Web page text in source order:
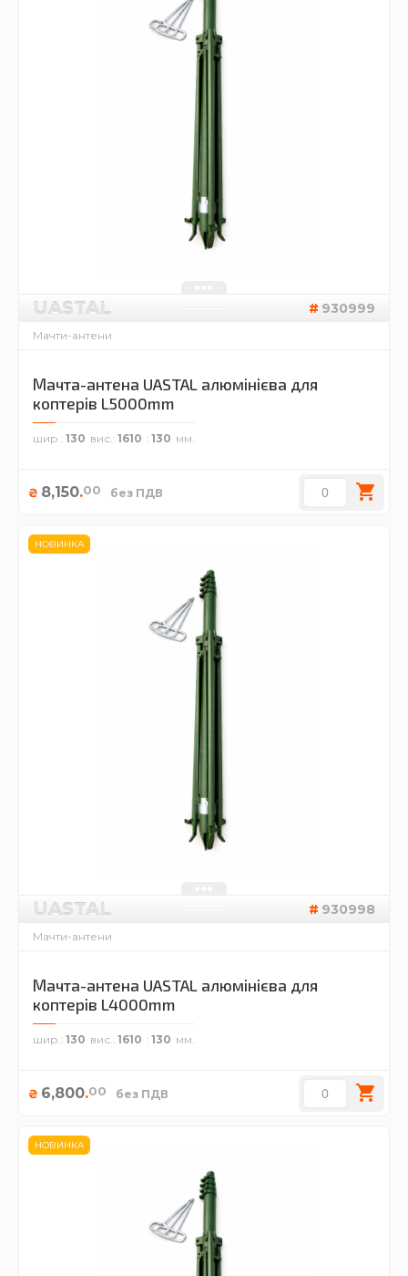
UASTAL 930999
Мачти-антени
Мачта-антена UASTAL алюмінієва для
коптерів L5000mm
шир. 130 вис. 1610 130
₴ 8,150.00 без ПДВ
НОВИНКА
UASTAL 930998
Мачти-антени
Мачта-антена UASTAL алюмінієва для
коптерів L4000mm
шир. 130 вис. 1610 130
₴ 6,800.00 без ПДВ
НОВИНКА